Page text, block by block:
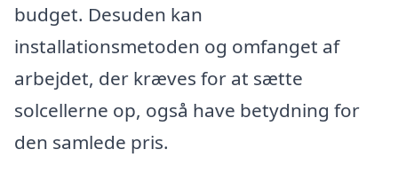
budget. Desuden kan
installationsmetoden og omfanget af
arbejdet, der kræves for at sætte
solcellerne op, også have betydning for
den samlede pris.